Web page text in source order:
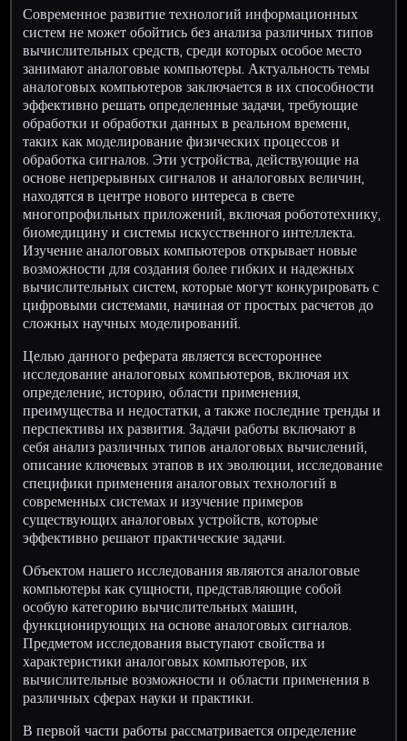
Современное развитие технологий информационных
систем не может обойтись без анализа различных типов
вычислительных средств, среди которых особое место
занимают аналоговые компьютеры. Актуальность темы
аналоговых компьютеров заключается в их способности
эффективно решать определенные задачи, требующие
обработки и обработки данных в реальном времени,
таких как моделирование физических процессов и
обработка сигналов. Эти устройства, действующие на
основе непрерывных сигналов и аналоговых величин,
находятся в центре нового интереса в свете
многопрофильных приложений, включая робототехнику,
биомедицину и системы искусственного интеллекта.
Изучение аналоговых компьютеров открывает новые
возможности для создания более гибких и надежных
вычислительных систем, которые могут конкурировать с
цифровыми системами, начиная от простых расчетов до
сложных научных моделирований.
Целью данного реферата является всестороннее
исследование аналоговых компьютеров, включая их
определение, историю, области применения,
преимущества и недостатки, а также последние тренды и
перспективы их развития. Задачи работы включают в
себя анализ различных типов аналоговых вычислений,
описание ключевых этапов в их эволюции, исследование
специфики применения аналоговых технологий в
современных системах и изучение примеров
существующих аналоговых устройств, которые
эффективно решают практические задачи.
Объектом нашего исследования являются аналоговые
компьютеры как сущности, представляющие собой
особую категорию вычислительных машин,
функционирующих на основе аналоговых сигналов.
Предметом исследования выступают свойства и
характеристики аналоговых компьютеров, их
вычислительные возможности и области применения в
различных сферах науки и практики.
В первой части работы рассматривается определение